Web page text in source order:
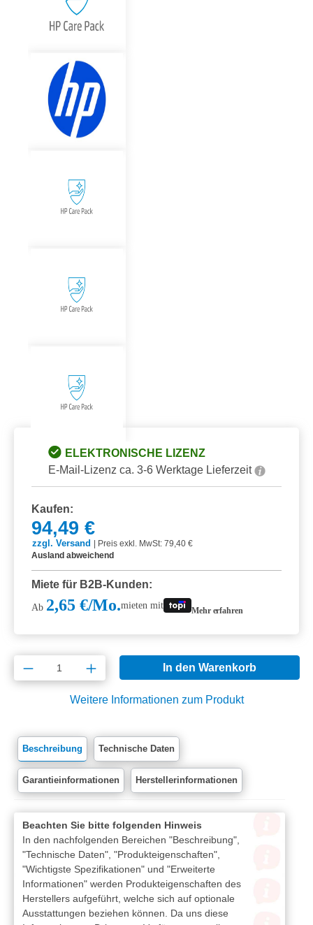
ELEKTRONISCHE LIZENZ
E-Mail-Lizenz ca. 3-6 Werktage Lieferzeit
Kaufen:
94,49 €
zzgl. Versand
Preis exkl. MwSt: 79,40 €
Ausland abweichend
Miete für B2B-Kunden:
Ab 2,65 €/Mo.mieten mit Mehr erfahren
Produkt Anzahl: Gib den gewünschten
In den Warenkorb
Weitere Informationen zum Produkt
Beschreibung Technische Daten
Garantieinformationen Herstellerinformationen
Beachten Sie bitte folgenden Hinweis
In den nachfolgenden Bereichen "Beschreibung",
"Technische Daten", "Produkteigenschaften",
"Wichtigste Spezifikationen" und "Erweiterte
Informationen" werden Produkteigenschaften des
Herstellers aufgeführt, welche sich auf optionale
Ausstattungen beziehen können. Da uns diese